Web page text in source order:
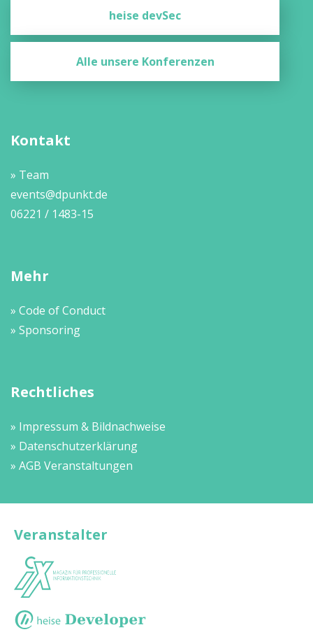
heise devSec
Alle unsere Konferenzen
Kontakt
» Team
events@dpunkt.de
06221 / 1483-15
Mehr
» Code of Conduct
» Sponsoring
Rechtliches
» Impressum & Bildnachweise
» Datenschutzerklärung
» AGB Veranstaltungen
Veranstalter